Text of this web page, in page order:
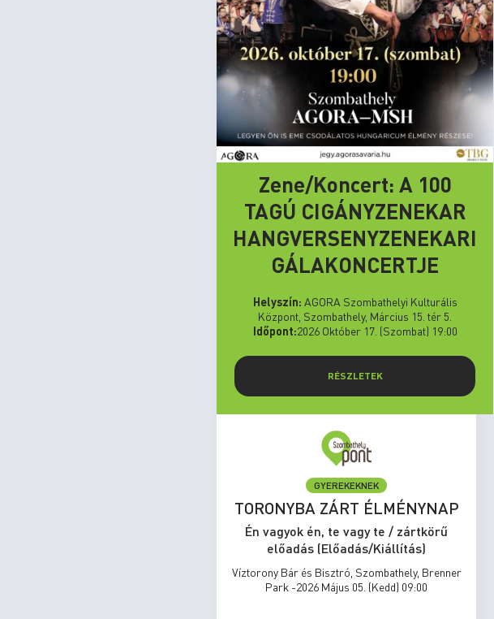
Zene/Koncert: A 100
TAGÚ CIGÁNYZENEKAR
HANGVERSENYZENEKARI
GÁLAKONCERTJE
Helyszín: AGORA Szombathelyi Kulturális
Központ, Szombathely, Március 15. tér 5.
Időpont:2026 Október 17. (Szombat) 19:00
RÉSZLETEK
GYEREKEKNEK
TORONYBA ZÁRT ÉLMÉNYNAP
Én vagyok én, te vagy te / zártkörű
előadás (Előadás/Kiállítás)
Víztorony Bár és Bisztró, Szombathely, Brenner
Park -2026 Május 05. (Kedd) 09:00